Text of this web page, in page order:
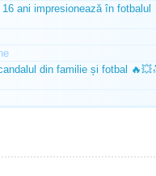
ani impresionează în fotbalul
din familie și fotbal